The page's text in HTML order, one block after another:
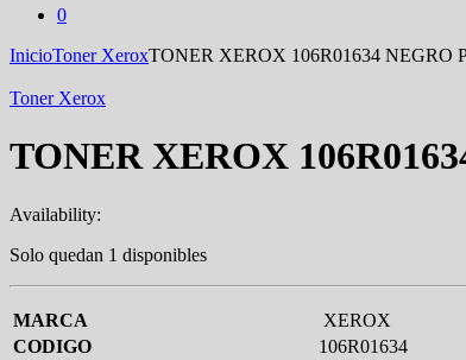
0
InicioToner XeroxTONER XEROX 106R01634 NEGRO
Toner Xerox
TONER XEROX
Availability:
Solo quedan 1 disponibles
MARCA
XEROX
CODIGO
106R01634